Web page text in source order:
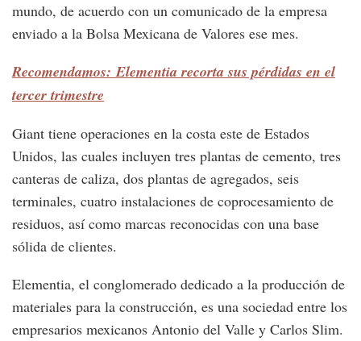
mundo, de acuerdo con un comunicado de la empresa
enviado a la Bolsa Mexicana de Valores ese mes.
Recomendamos: Elementia recorta sus pérdidas en el
tercer trimestre
Giant tiene operaciones en la costa este de Estados
Unidos, las cuales incluyen tres plantas de cemento, tres
canteras de caliza, dos plantas de agregados, seis
terminales, cuatro instalaciones de coprocesamiento de
residuos, así como marcas reconocidas con una base
sólida de clientes.
Elementia, el conglomerado dedicado a la producción de
materiales para la construcción, es una sociedad entre los
empresarios mexicanos Antonio del Valle y Carlos Slim.